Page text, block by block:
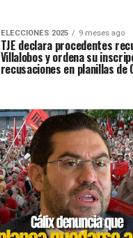
ELECCIONES 2025 9 meses ago
TJE declara procedentes
Villalobos y ordena su
recusaciones en planillas de